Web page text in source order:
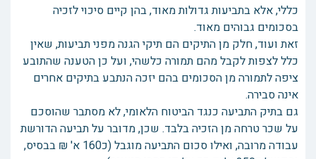
כללי, אלא בתביעות גדולות מאוד, בהן קיים סיכוי לזכיה
בסכומים גבוהים מאוד.
זאת ועוד, חלק מן התיקים הם תיקי הגנה מפני תביעות, שאין
כלל לצפות לקבל מהם תמורה כלשהי, ועל כן הטענה שהתובע
ציפה לתמורה מן הסכומים בהם יזכה הנתבע בתיקים אחרים
אינה סבירה.
גם בתיק התביעה כנגד הביטוח הלאומי, לא מסתבר שהוסכם
על שכר טרחה מן הזכיה בלבד. שכן, מדובר על תביעה הדורשת
עבודה מרובה, ואילו סכום התביעה מוגבל (כ160 א' ₪ בבסיס,